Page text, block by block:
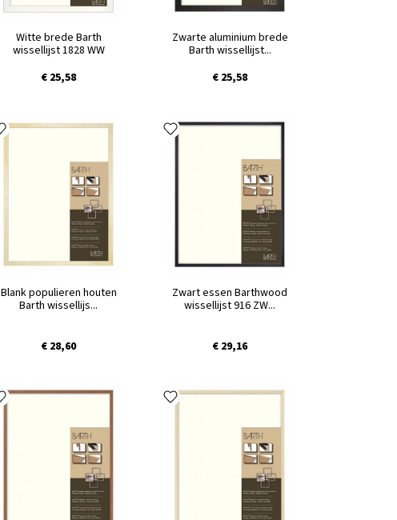
Witte brede Barth
wissellijst 1828 WW
€ 25,58
Zwarte aluminium brede
Barth wissellijst...
€ 25,58
Blank populieren houten
Barth wissellijs...
€ 28,60
Zwart essen Barthwood
wissellijst 916 ZW...
€ 29,16